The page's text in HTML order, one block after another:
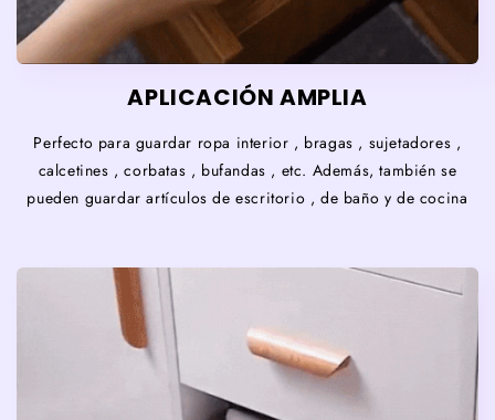
APLICACIÓN AMPLIA
Perfecto para guardar ropa interior , bragas , sujetadores ,
calcetines , corbatas , bufandas , etc. Además, también se
pueden guardar artículos de escritorio , de baño y de cocina